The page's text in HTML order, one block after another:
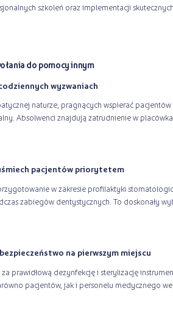
szkoleń oraz implementacji
do pomocy innym
wyzwaniach
naturze, pragnących wspierać
Absolwenci znajdują zatrudnienie w
pacjentów priorytetem
w zakresie profilaktyki
zabiegów dentystycznych. To doskonały
na pierwszym miejscu
prawidłową dezynfekcję i sterylizację
pacjentów, jak i personelu medycznego